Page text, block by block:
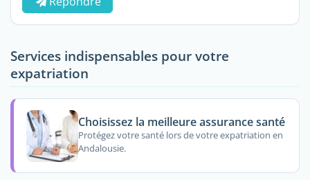
Services indispensables pour votre
expatriation
Choisissez la meilleure assurance santé
Protégez votre santé lors de votre expatriation en
Andalousie.